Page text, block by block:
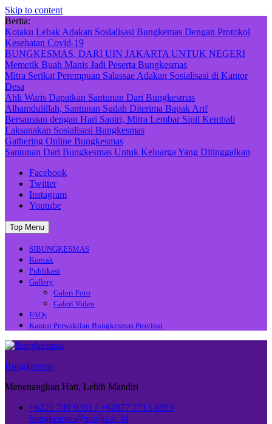
Skip to content
Berita:
Kotaku Lebak Adakan Sosialisasi Bungkemas Dengan Protokol
Kesehatan Covid-19
BUNGKESMAS, DARI UIN JAKARTA UNTUK NEGERI
Memetik Buah Manis Jadi Peserta Bungkesmas
Mitra Serikat Perempuan Salassae Adakan Sosialisasi di Kantor
Desa
Ahli Waris Dapatkan Santunan Dari Bungkesmas
Alhamdulillah, Santunan Sudah Diterima Bapak Arif
Bersamaan dengan Hari Santri, Mitra Lembar Sipil Kembali
Laksanakan Sosialisasi Bungkesmas
Gathering Online Bungkesmas
Santunan Dari Bungkesmas Untuk Keluarga Yang Ditinggalkan
Facebook
Twitter
Instagram
Youtube
Top Menu
SIBUNGKESMAS
Kontak
Publikasi
Gallery
Galeri Foto
Galeri Video
FAQs
Kantor Perwakilan Bungkesmas Provinsi
Bungkesmas
Menenangkan Hati, Lebih Mandiri
+6221 749 9351 / +62877 7713 8393
bungkesmas@uinjkt.ac.id